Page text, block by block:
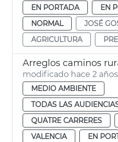
EN PORTADA
EN
NORMAL
JOSÉ
AGRICULTURA
Arreglos caminos
modificado hace 2 años
MEDIO AMBIENTE
TODAS LAS
QUATRE CARRERES
VALENCIA
EN